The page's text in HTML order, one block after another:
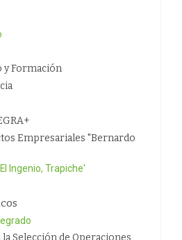
y Formación
Empresariales "Bernardo
Ingenio, Trapiche'
Selección de Operaciones